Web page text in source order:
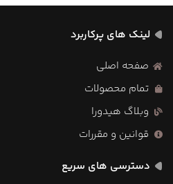
لینک های پرکاربرد
صفحه اصلی
تمام محصولات
وبلاگ هیدورا
قوانین و مقررات
دسترسی های سریع